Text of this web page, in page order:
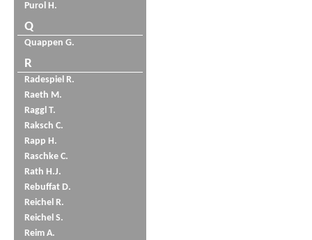
Purol H.
Q
Quappen G.
R
Radespiel R.
Raeth M.
Raggl T.
Raksch C.
Rapp H.
Raschke C.
Rath H.J.
Rebuffat D.
Reichel R.
Reichel S.
Reim A.